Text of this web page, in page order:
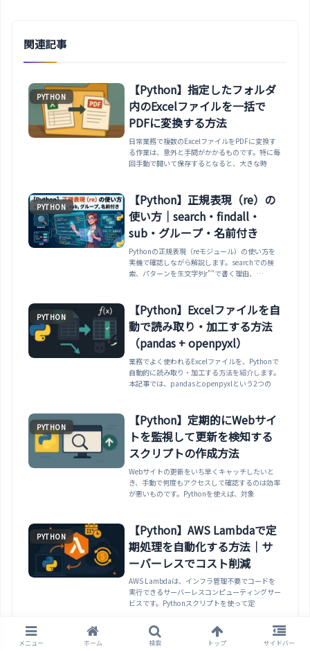
関連記事
PYTHON
【Python】指定したフォルダ
内のExcelファイルを一括で
PDFに変換する方法
日常業務で複数のExcelファイルをPDFに変換す
る作業は、意外と手間がかかるものです。特に毎
回手動で開いて保存するとなると、大きな時
PYTHON
【Python】正規表現（re）の
使い方｜search・findall・
sub・グループ・名前付き
Pythonの正規表現（reモジュール）の使い方を
実機で確認しながら解説します。searchでの検
索、パターンを生文字列r""で書く理由、
group・groupsでの取り出し、名前付きグループ
やフラグ、ファイル名をre.pyにしてはいけない
罠まで整理します。
PYTHON
【Python】Excelファイルを自
動で読み取り・加工する方法
（pandas + openpyxl）
業務でよく使われるExcelファイルを、Pythonで
自動的に読み取り・加工する方法を紹介します。
本記事では、pandasとopenpyxlという2つの
PYTHON
【Python】定期的にWebサイ
トを監視して更新を検知する
スクリプトの作成方法
Webサイトの更新をいち早くキャッチしたいと
き、手動で何度もアクセスして確認するのは効率
が悪いものです。Pythonを使えば、対象
PYTHON
【Python】AWS Lambdaで定
期処理を自動化する方法｜サ
ーバーレスでコスト削減
AWS Lambdaは、インフラ管理不要でコードを
実行できるサーバーレスコンピューティングサー
ビスです。Pythonスクリプトを使って定
PYTHON
【Python】顔認識して名前を
メニュー ホーム 検索 トップ サイドバー